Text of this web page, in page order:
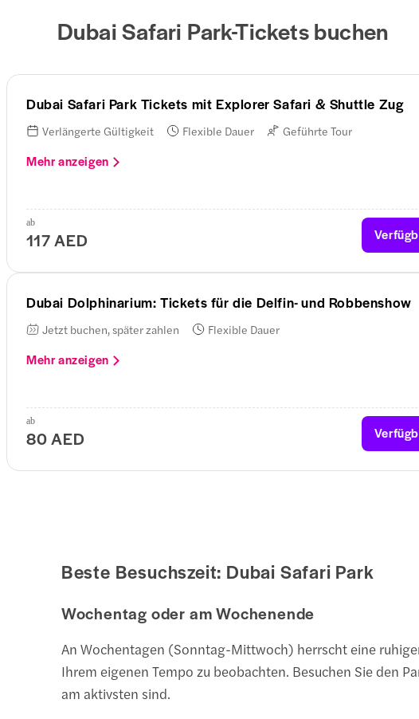
Dubai Safari Park-Tickets buchen
Dubai Safari Park Tickets mit Explorer Safari & Shuttle Zug
Verlängerte Gültigkeit Flexible Dauer Geführte Tour
Mehr anzeigen
ab
117 AED
Dubai Dolphinarium: Tickets für die Delfin- und Robbenshow
Jetzt buchen, später zahlen Flexible Dauer
Mehr anzeigen
ab
80 AED
Beste Besuchszeit: Dubai Safari Park
Wochentag oder am Wochenende
An Wochentagen (Sonntag-Mittwoch) herrscht eine
Ihrem eigenen Tempo zu beobachten. Besuchen Sie den
am aktivsten sind.